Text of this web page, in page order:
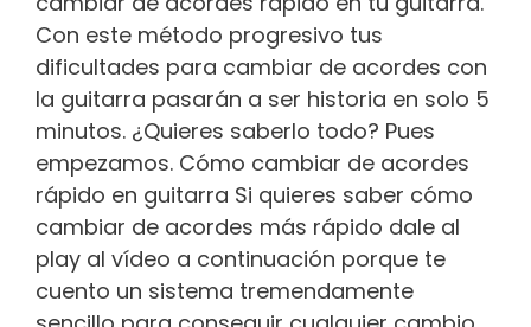
Con este método progresivo tus
dificultades para cambiar de acordes con
la guitarra pasarán a ser historia en solo 5
minutos. ¿Quieres saberlo todo? Pues
empezamos. Cómo cambiar de acordes
rápido en guitarra Si quieres saber cómo
cambiar de acordes más rápido dale al
play al vídeo a continuación porque te
cuento un sistema tremendamente